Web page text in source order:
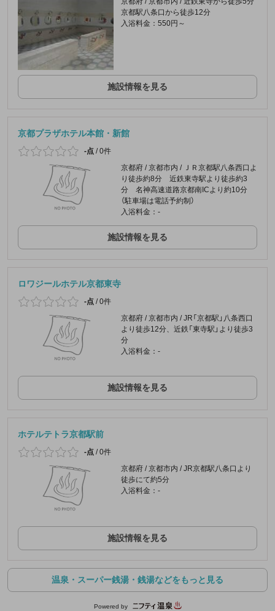
京都駅八条口から徒歩12分
入浴料金：550円～
施設情報を見る
京都プラザホテル本館・新館
-点 /0件
京都府 / 京都市内 / ＪＲ京都駅八条西口よ
り徒歩約8分 近鉄東寺駅より徒歩約3
分 名神高速道路京都南ICより約10分
（駐車場は電話予約制）
入浴料金：-
施設情報を見る
ロワジールホテル京都東寺
-点 /0件
京都府 / 京都市内 / JR「京都駅」八条西口
より徒歩12分、近鉄「東寺駅」より徒歩3
分
入浴料金：-
施設情報を見る
ホテルテトラ京都駅前
-点 /0件
京都府 / 京都市内 / JR京都駅八条口より
徒歩にて約5分
入浴料金：-
施設情報を見る
温泉・スーパー銭湯・銭湯などをもっと見る
Powered by